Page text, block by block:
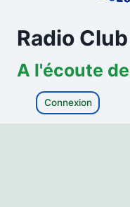
Radio
A l'écoute
Connexion